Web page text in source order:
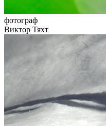
фотограф
Виктор Тяхт